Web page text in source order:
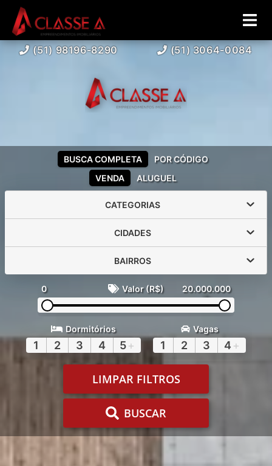
(51) 98196-8290 (51) 3064-0084
VENDA ALUGUEL
BUSCA COMPLETA POR CÓDIGO
CATEGORIAS
CIDADES
BAIRROS
0 Valor (R$) 20.000.000
Dormitórios
1 2 3 4 5+
Vagas
1 2 3 4 +
LIMPAR FILTROS
BUSCAR